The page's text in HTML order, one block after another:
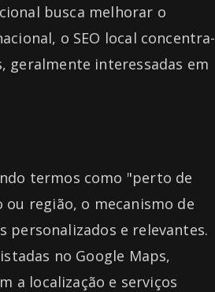
busca melhorar o
o SEO local concentra-
geralmente interessadas em
termos como "perto de
região, o mecanismo de
personalizados e relevantes.
no Google Maps,
a localização e serviços